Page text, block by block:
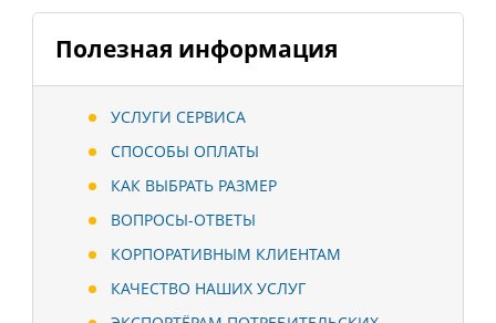
Полезная информация
УСЛУГИ СЕРВИСА
СПОСОБЫ ОПЛАТЫ
КАК ВЫБРАТЬ РАЗМЕР
ВОПРОСЫ-ОТВЕТЫ
КОРПОРАТИВНЫМ КЛИЕНТАМ
КАЧЕСТВО НАШИХ УСЛУГ